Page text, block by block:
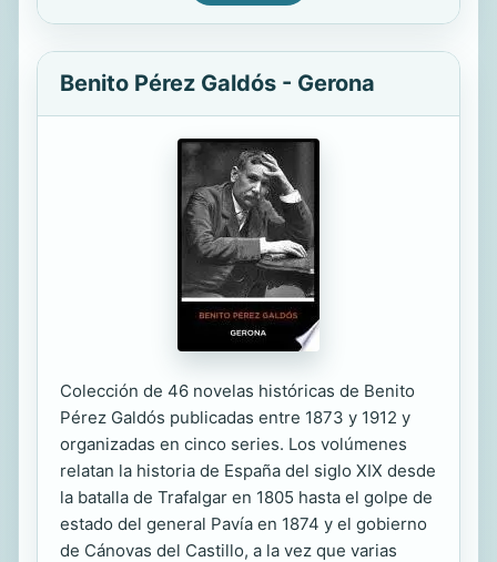
Benito Pérez Galdós - Gerona
Colección de 46 novelas históricas de Benito
Pérez Galdós publicadas entre 1873 y 1912 y
organizadas en cinco series. Los volúmenes
relatan la historia de España del siglo XIX desde
la batalla de Trafalgar en 1805 hasta el golpe de
estado del general Pavía en 1874 y el gobierno
de Cánovas del Castillo, a la vez que varias